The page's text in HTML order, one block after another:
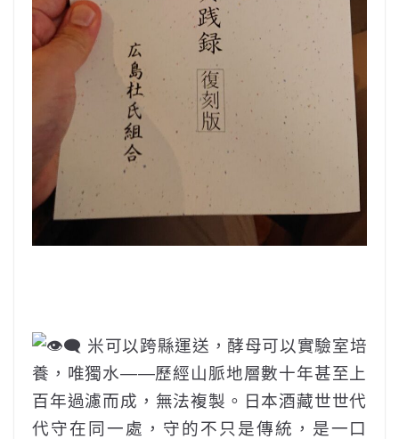
米可以跨縣運送，酵母可以實驗室培
養，唯獨水——歷經山脈地層數十年甚至上
百年過濾而成，無法複製。日本酒藏世世代
代守在同一處，守的不只是傳統，是一口